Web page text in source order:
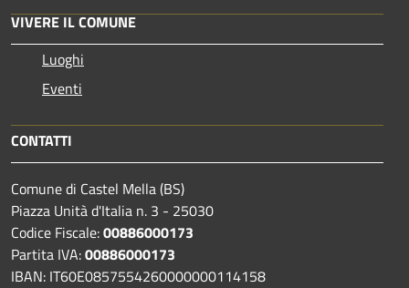
VIVERE IL COMUNE
Luoghi
Eventi
CONTATTI
Comune di Castel Mella (BS)
Piazza Unità d'Italia n. 3 - 25030
Codice Fiscale:00886000173
Partita IVA:00886000173
IBAN: IT60E0857554260000000114158